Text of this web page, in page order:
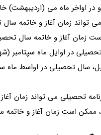
در اواخر ماه می (اردیبهشت)
می تواند زمان آغاز و
زمان آغاز و خاتمه سال
در اوایل ماه سپتامبر
سال تحصیلی در اواسط ماه
تحصیلی می تواند زمان
ممکن است زمان آغاز و